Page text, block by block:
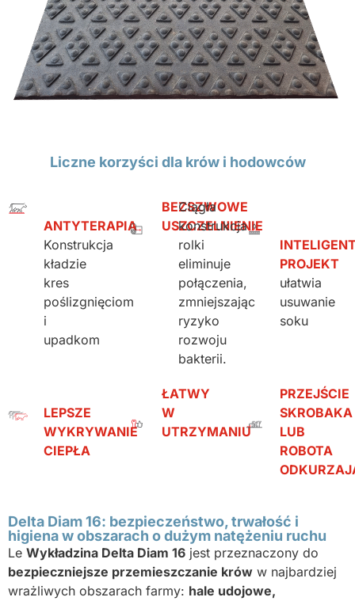
Liczne korzyści dla krów i hodowców
ANTYTERAPIA
Konstrukcja
kładzie
kres
poślizgnięciom
i
upadkom
BEZSZWOWE
USZCZELNIENIE
Ciągła
konstrukcja
rolki
eliminuje
połączenia,
zmniejszając
ryzyko
rozwoju
bakterii.
PROJEKT
ułatwia
usuwanie
soku
LEPSZE
WYKRYWANIE
CIEPŁA
ŁATWY
W
UTRZYMANIU
PRZEJŚCIE
SKROBAKA
LUB
ROBOTA
Delta Diam 16: bezpieczeństwo, trwałość i
higiena w obszarach o dużym natężeniu ruchu
Le Wykładzina Delta Diam 16 jest przeznaczony do
bezpieczniejsze przemieszczanie krów w najbardziej
wrażliwych obszarach farmy: hale udojowe,